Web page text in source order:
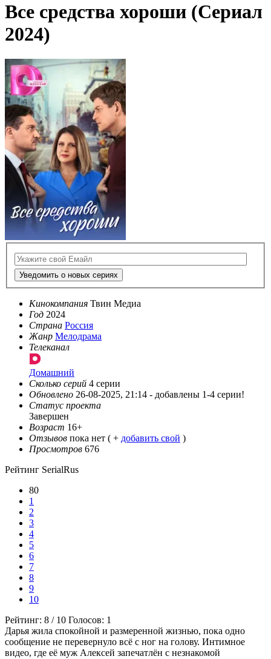
Все средства хороши (Сериал
2024)
Уведомить о новых сериях
Кинокомпания Твин Медиа
Год 2024
Страна Россия
Жанр Мелодрама
Телеканал
Домашний
Сколько серий 4 серии
Обновлено 26-08-2025, 21:14 - добавлены 1-4 серии!
Статус проекта
Завершен
Возраст 16+
Отзывов пока нет ( + добавить свой )
Просмотров 676
Рейтинг SerialRus
80
1
2
3
4
5
6
7
8
9
10
Рейтинг: 8 / 10 Голосов: 1
Дарья жила спокойной и размеренной жизнью, пока одно
сообщение не перевернуло всё с ног на голову. Интимное
видео, где её муж Алексей запечатлён с незнакомой